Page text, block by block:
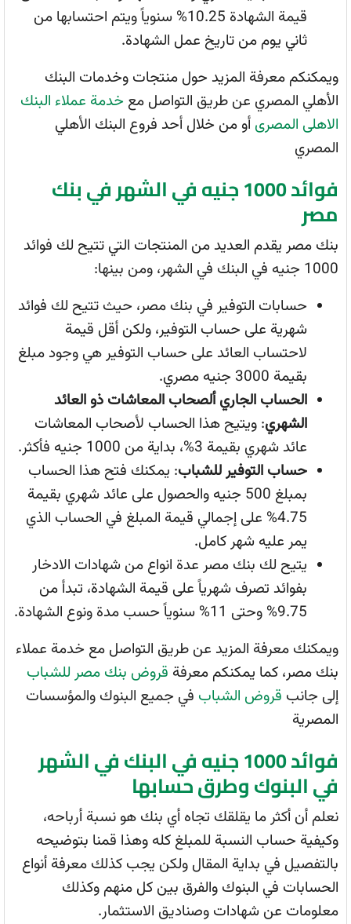
قيمة الشهادة 10.25% سنوياً ويتم احتسابها من
ثاني يوم من تاريخ عمل الشهادة.
ويمكنكم معرفة المزيد حول منتجات وخدمات البنك
الأهلي المصري عن طريق التواصل مع خدمة عملاء البنك
الاهلى المصرى أو من خلال أحد فروع البنك الأهلي
المصري
فوائد 1000 جنيه في الشهر في بنك
مصر
بنك مصر يقدم العديد من المنتجات التي تتيح لك فوائد
1000 جنيه في البنك في الشهر، ومن بينها:
حسابات التوفير في بنك مصر، حيث تتيح لك فوائد
شهرية على حساب التوفير، ولكن أقل قيمة
لاحتساب العائد على حساب التوفير هي وجود مبلغ
بقيمة 3000 جنيه مصري.
الحساب الجاري ألصحاب المعاشات ذو العائد
الشهري: ويتيح هذا الحساب لأصحاب المعاشات
عائد شهري بقيمة 3%، بداية من 1000 جنيه فأكثر.
حساب التوفير للشباب: يمكنك فتح هذا الحساب
بمبلغ 500 جنيه والحصول على عائد شهري بقيمة
4.75% على إجمالي قيمة المبلغ في الحساب الذي
يمر عليه شهر كامل.
يتيح لك بنك مصر عدة انواع من شهادات الادخار
بفوائد تصرف شهرياً على قيمة الشهادة، تبدأ من
9.75% وحتى 11% سنوياً حسب مدة ونوع الشهادة.
ويمكنك معرفة المزيد عن طريق التواصل مع خدمة عملاء
بنك مصر، كما يمكنكم معرفة قروض بنك مصر للشباب
إلى جانب قروض الشباب في جميع البنوك والمؤسسات
المصرية
فوائد 1000 جنيه في البنك في الشهر
في البنوك وطرق حسابها
نعلم أن أكثر ما يقلقك تجاه أي بنك هو نسبة أرباحه،
وكيفية حساب النسبة للمبلغ كله وهذا قمنا بتوضيحه
بالتفصيل في بداية المقال ولكن يجب كذلك معرفة أنواع
الحسابات في البنوك والفرق بين كل منهم وكذلك
معلومات عن شهادات وصناديق الاستثمار.